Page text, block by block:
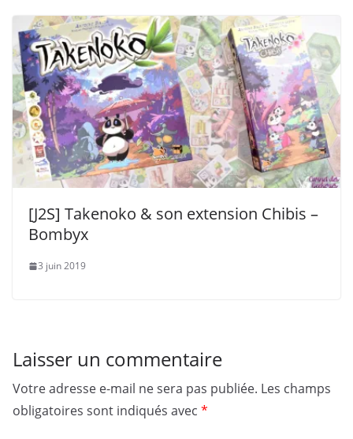
[J2S] Takenoko & son extension Chibis –
Bombyx
3 juin 2019
Laisser un commentaire
Votre adresse e-mail ne sera pas publiée. Les champs
obligatoires sont indiqués avec *